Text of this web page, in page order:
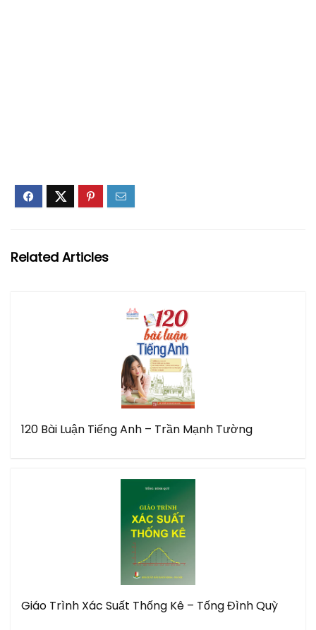
Related Articles
120 Bài Luận Tiếng Anh – Trần Mạnh Tường
Giáo Trình Xác Suất Thống Kê – Tống Đình Quỳ